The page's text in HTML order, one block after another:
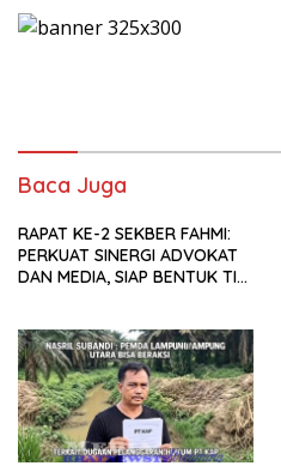
Baca Juga
RAPAT KE-2 SEKBER FAHMI:
PERKUAT SINERGI ADVOKAT
DAN MEDIA, SIAP BENTUK TIM